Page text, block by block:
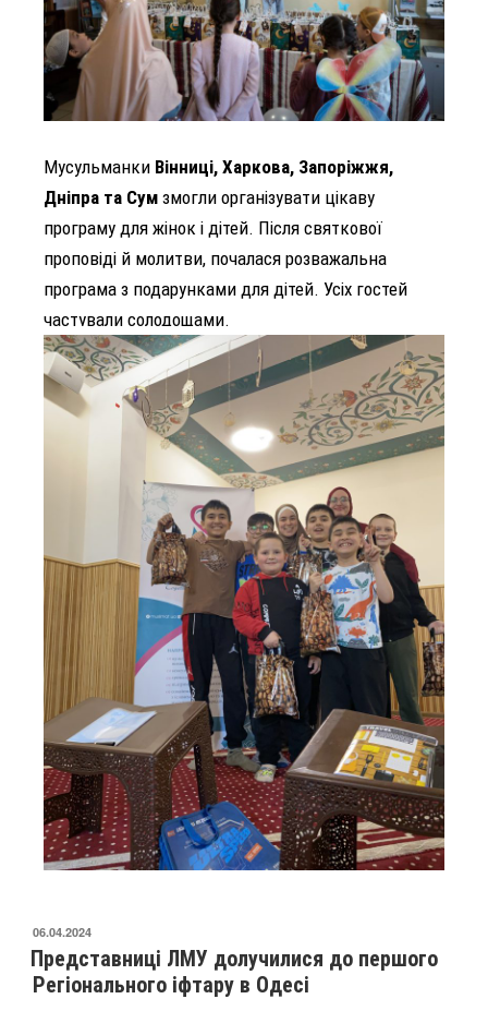
Мусульманки Вінниці, Харкова, Запоріжжя,
Дніпра та Сум змогли організувати цікаву
програму для жінок і дітей. Після святкової
проповіді й молитви, почалася розважальна
програма з подарунками для дітей. Усіх гостей
частували солодощами.
06.04.2024
Представниці ЛМУ долучилися до першого
Регіонального іфтару в Одесі